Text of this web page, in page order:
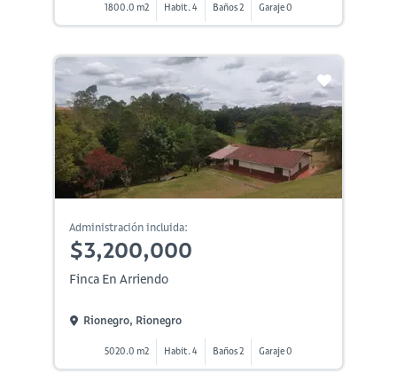
1800.0 m2 Habit. 4 Baños 2 Garaje 0
Administración incluida:
$3,200,000
Finca En Arriendo
Rionegro, Rionegro
5020.0 m2 Habit. 4 Baños 2 Garaje 0